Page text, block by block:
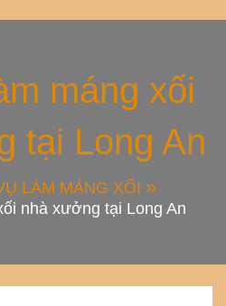
Mái Tôn,
Chuyên
Mái Nhà
máng xối
tại Long An
LÀM MÁNG XỐI
nhà xưởng tại Long An